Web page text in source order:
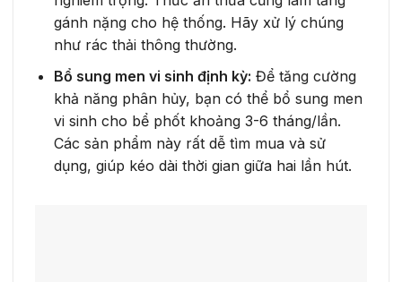
gánh nặng cho hệ thống. Hãy xử lý chúng
như rác thải thông thường.
Bổ sung men vi sinh định kỳ: Để tăng cường
khả năng phân hủy, bạn có thể bổ sung men
vi sinh cho bể phốt khoảng 3-6 tháng/lần.
Các sản phẩm này rất dễ tìm mua và sử
dụng, giúp kéo dài thời gian giữa hai lần hút.